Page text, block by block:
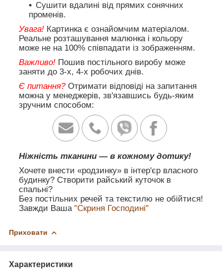
Сушити вдалині від прямих сонячних
променів.
Увага! Картинка є ознайомчим матеріалом.
Реальне розташування малюнка і кольору
може не на 100% співпадати із зображенням.
Важливо! Пошив постільного виробу може
заняти до 3-х, 4-х робочих днів.
Є питання? Отримати відповіді на запитання
можна у менеджерів, зв'язавшись будь-яким
зручним способом:
Ніжність тканини — в кожному дотику!
Хочете внести «родзинку» в інтер'єр власного
будинку? Створити райський куточок в
спальні?
Без постільних речей та текстилю не обійтися!
Завжди Ваша "Скриня Господині"
Приховати
Характеристики